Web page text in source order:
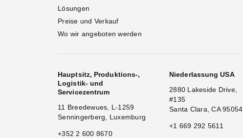
Lösungen
Preise und Verkauf
Wo wir angeboten werden
Hauptsitz, Produktions-,
Logistik- und
Servicezentrum
11 Breedewues, L-1259
Senningerberg, Luxemburg
+352 2 600 8670
Niederlassung USA
2880 Lakeside Drive,
#135
Santa Clara, CA 95054
+1 669 292 5611